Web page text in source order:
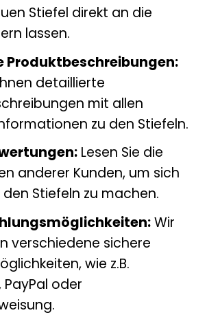
Stiefel direkt an die
lassen.
Produktbeschreibungen:
detaillierte
mit allen
zu den Stiefeln.
Lesen Sie die
anderer Kunden, um sich
den Stiefeln zu machen.
Wir
verschiedene sichere
wie z.B.
oder